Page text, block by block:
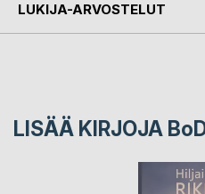
LUKIJA-ARVOSTELUT
LISÄÄ KIRJOJA Bo